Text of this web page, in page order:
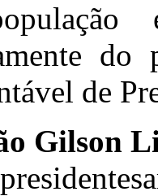
do
de
Gilson